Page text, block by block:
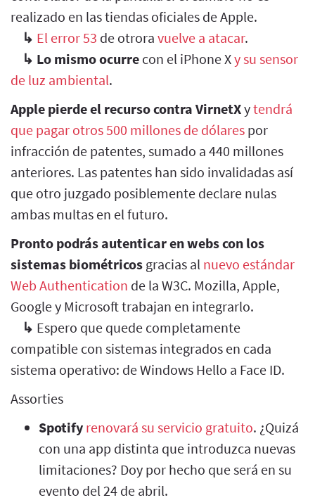
realizado en las tiendas oficiales de Apple.
↳ El error 53 de otrora vuelve a atacar.
↳ Lo mismo ocurre con el iPhone Xy su sensor
de luz ambiental.
Apple pierde el recurso contra VirnetXytendrá
que pagar otros 500 millones de dólares por
infracción de patentes, sumado a 440 millones
anteriores. Las patentes han sido invalidadas así
que otro juzgado posiblemente declare nulas
ambas multas en el futuro.
Pronto podrás autenticar en webs con los
sistemas biométricos gracias al nuevo estándar
Web Authentication de la W3C. Mozilla, Apple,
Google y Microsoft trabajan en integrarlo.
↳ Espero que quede completamente
compatible con sistemas integrados en cada
sistema operativo: de Windows Hello a Face ID.
Assorties
Spotify renovará su servicio gratuito. ¿Quizá
con una app distinta que introduzca nuevas
limitaciones? Doy por hecho que será en su
evento del 24 de abril.